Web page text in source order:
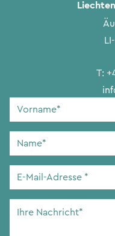
T:
Vorname
Name
E-
Adresse*